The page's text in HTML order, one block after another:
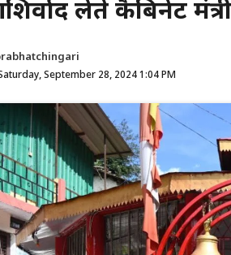
लेते कैबिनेट
September 28, 2024 1:04 PM